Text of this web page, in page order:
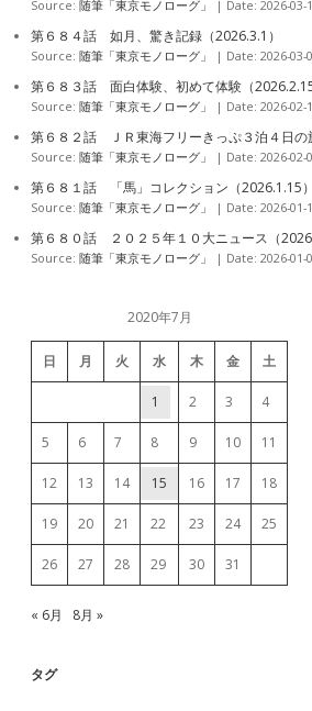
Source: 随筆「東京モノローグ」 Date: 2026-03-
第６８４話 如月、驚き記録（2026.3.1）
Source: 随筆「東京モノローグ」 Date: 2026-03-
第６８３話 面白体験、初めて体験（2026.2.15
Source: 随筆「東京モノローグ」 Date: 2026-02-
第６８２話 ＪＲ東海フリーきっぷ３泊４日の
Source: 随筆「東京モノローグ」 Date: 2026-02-
第６８１話 「馬」コレクション（2026.1.15）
Source: 随筆「東京モノローグ」 Date: 2026-01-
第６８０話 ２０２５年１０大ニュース（
Source: 随筆「東京モノローグ」 Date: 2026-01-
2020年7月
日 月 火 水 木 金 土
1 2 3 4
5 6 7 8 9 10 11
12 13 14 15 16 17 18
19 20 21 22 23 24 25
26 27 28 29 30 31
« 6月 8月 »
タグ